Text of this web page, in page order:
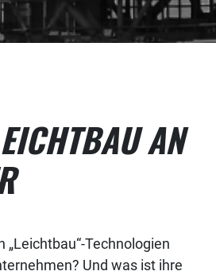
AN
Technologien
Und was ist ihre